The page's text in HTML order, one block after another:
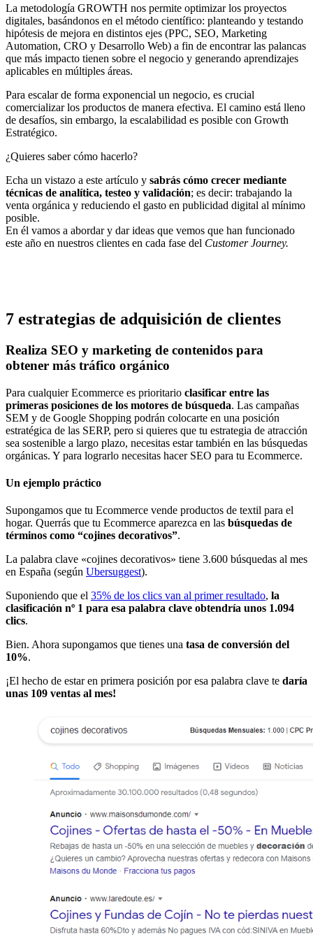
La metodología GROWTH nos permite optimizar los proyectos
digitales, basándonos en el método científico: planteando y testando
hipótesis de mejora en distintos ejes (PPC, SEO, Marketing
Automation, CRO y Desarrollo Web) a fin de encontrar las palancas
que más impacto tienen sobre el negocio y generando aprendizajes
aplicables en múltiples áreas.
Para escalar de forma exponencial un negocio, es crucial
comercializar los productos de manera efectiva. El camino está lleno
de desafíos, sin embargo, la escalabilidad es posible con Growth
Estratégico.
¿Quieres saber cómo hacerlo?
Echa un vistazo a este artículo y sabrás cómo crecer mediante
técnicas de analítica, testeo y validación; es decir: trabajando la
venta orgánica y reduciendo el gasto en publicidad digital al mínimo
posible.
En él vamos a abordar y dar ideas que vemos que han funcionado
este año en nuestros clientes en cada fase del Customer Journey.
7 estrategias de adquisición de clientes
Realiza SEO y marketing de contenidos para
obtener más tráfico orgánico
Para cualquier Ecommerce es prioritario clasificar entre las
primeras posiciones de los motores de búsqueda. Las campañas
SEM y de Google Shopping podrán colocarte en una posición
estratégica de las SERP, pero si quieres que tu estrategia de atracción
sea sostenible a largo plazo, necesitas estar también en las búsquedas
orgánicas. Y para lograrlo necesitas hacer SEO para tu Ecommerce.
Un ejemplo práctico
Supongamos que tu Ecommerce vende productos de textil para el
hogar. Querrás que tu Ecommerce aparezca en las búsquedas de
términos como “cojines decorativos”.
La palabra clave «cojines decorativos» tiene 3.600 búsquedas al mes
en España (según Ubersuggest).
Suponiendo que el 35% de los clics van al primer resultado, la
clasificación nº 1 para esa palabra clave obtendría unos 1.094
clics.
Bien. Ahora supongamos que tienes una tasa de conversión del
10%.
¡El hecho de estar en primera posición por esa palabra clave te daría
unas 109 ventas al mes!